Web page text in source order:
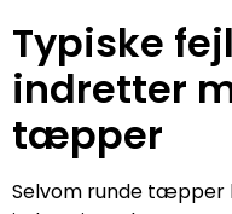
Typiske
indretter
tæpper
Selvom runde